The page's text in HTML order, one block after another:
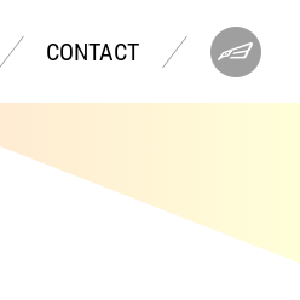
CONTACT